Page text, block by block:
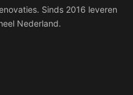
Sinds 2016 leveren
Nederland.